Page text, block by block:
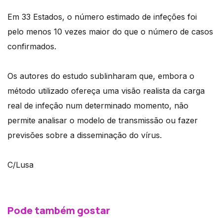
Em 33 Estados, o número estimado de infeções foi
pelo menos 10 vezes maior do que o número de casos
confirmados.
Os autores do estudo sublinharam que, embora o
método utilizado ofereça uma visão realista da carga
real de infeção num determinado momento, não
permite analisar o modelo de transmissão ou fazer
previsões sobre a disseminação do vírus.
C/Lusa
Pode também gostar